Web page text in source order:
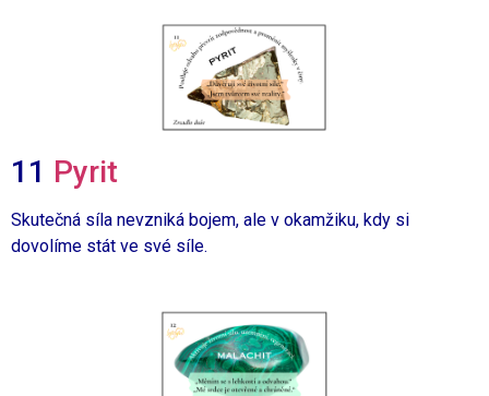
11 Pyrit
Skutečná síla nevzniká bojem, ale v okamžiku, kdy si
dovolíme stát ve své síle.